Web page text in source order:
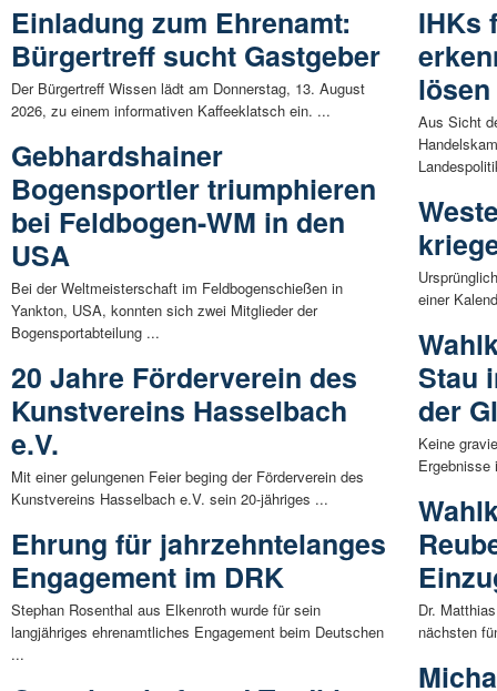
Einladung zum Ehrenamt:
Bürgertreff sucht Gastgeber
Der Bürgertreff Wissen lädt am Donnerstag, 13. August
2026, zu einem informativen Kaffeeklatsch ein. ...
Gebhardshainer
Bogensportler triumphieren
bei Feldbogen-WM in den
USA
Bei der Weltmeisterschaft im Feldbogenschießen in
Yankton, USA, konnten sich zwei Mitglieder der
Bogensportabteilung ...
20 Jahre Förderverein des
Kunstvereins Hasselbach
e.V.
Mit einer gelungenen Feier beging der Förderverein des
Kunstvereins Hasselbach e.V. sein 20-jähriges ...
Ehrung für jahrzehntelanges
Engagement im DRK
Stephan Rosenthal aus Elkenroth wurde für sein
langjähriges ehrenamtliches Engagement beim Deutschen
...
IHKs
lösen
Aus Sicht
einer
Stau
der
Keine
Dr.
nächsten